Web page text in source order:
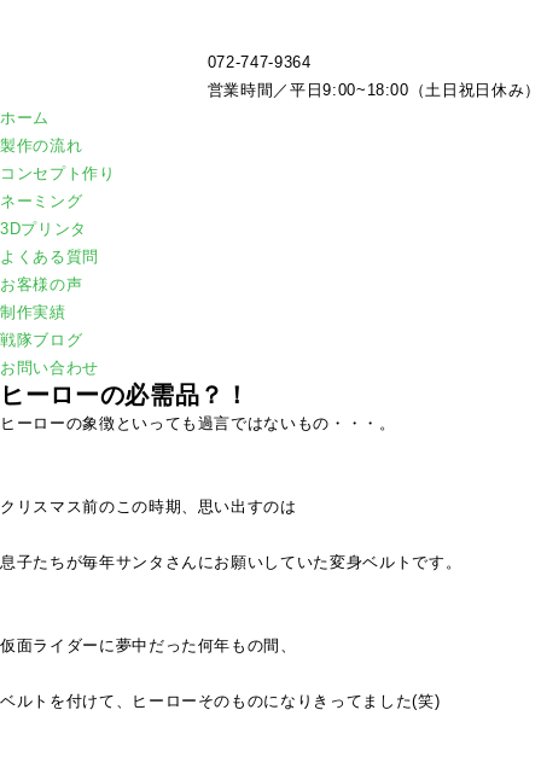
072-747-9364
営業時間／平日9:00~18:00（土日祝日休み）
ホーム
製作の流れ
コンセプト作り
ネーミング
3Dプリンタ
よくある質問
お客様の声
制作実績
戦隊ブログ
お問い合わせ
ヒーローの必需品？！
ヒーローの象徴といっても過言ではないもの・・・。
クリスマス前のこの時期、思い出すのは
息子たちが毎年サンタさんにお願いしていた変身ベルトです。
仮面ライダーに夢中だった何年もの間、
ベルトを付けて、ヒーローそのものになりきってました(笑)